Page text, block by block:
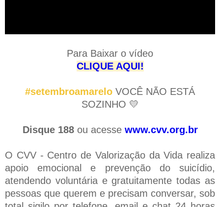
Para Baixar o vídeo
CLIQUE AQUI!
#setembroamarelo VOCÊ NÃO ESTÁ
SOZINHO 💛
Disque 188ou acesse www.cvv.org.br
O CVV - Centro de Valorização da Vida realiza
apoio emocional e prevenção do suicídio,
atendendo voluntária e gratuitamente todas as
pessoas que querem e precisam conversar, sob